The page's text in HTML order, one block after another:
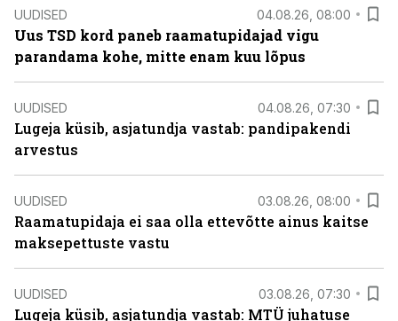
UUDISED 04.08.26, 08:00
Uus TSD kord paneb raamatupidajad vigu
parandama kohe, mitte enam kuu lõpus
UUDISED 04.08.26, 07:30
Lugeja küsib, asjatundja vastab: pandipakendi
arvestus
UUDISED 03.08.26, 08:00
Raamatupidaja ei saa olla ettevõtte ainus kaitse
maksepettuste vastu
UUDISED 03.08.26, 07:30
Lugeja küsib, asjatundja vastab: MTÜ juhatuse